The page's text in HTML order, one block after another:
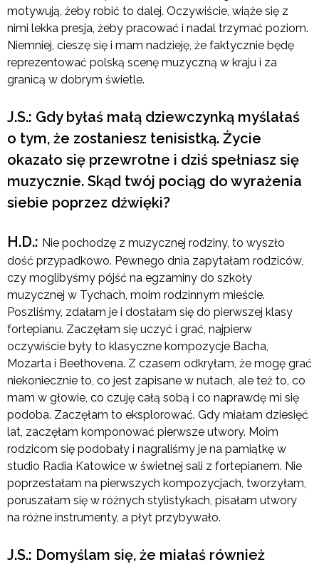
motywują, żeby robić to dalej. Oczywiście, wiąże się z
nimi lekka presja, żeby pracować i nadal trzymać poziom.
Niemniej, cieszę się i mam nadzieję, że faktycznie będę
reprezentować polską scenę muzyczną w kraju i za
granicą w dobrym świetle.
J.S.: Gdy byłaś małą dziewczynką myślałaś
o tym, że zostaniesz tenisistką. Życie
okazało się przewrotne i dziś spełniasz się
muzycznie. Skąd twój pociąg do wyrażenia
siebie poprzez dźwięki?
H.D.: Nie pochodzę z muzycznej rodziny, to wyszło
dość przypadkowo. Pewnego dnia zapytałam rodziców,
czy moglibyśmy pójść na egzaminy do szkoły
muzycznej w Tychach, moim rodzinnym mieście.
Poszliśmy, zdałam je i dostałam się do pierwszej klasy
fortepianu. Zaczęłam się uczyć i grać, najpierw
oczywiście były to klasyczne kompozycje Bacha,
Mozarta i Beethovena. Z czasem odkryłam, że mogę grać
niekoniecznie to, co jest zapisane w nutach, ale też to, co
mam w głowie, co czuję całą sobą i co naprawdę mi się
podoba. Zaczęłam to eksplorować. Gdy miałam dziesięć
lat, zaczęłam komponować pierwsze utwory. Moim
rodzicom się podobały i nagraliśmy je na pamiątkę w
studio Radia Katowice w świetnej sali z fortepianem. Nie
poprzestałam na pierwszych kompozycjach, tworzyłam,
poruszałam się w różnych stylistykach, pisałam utwory
na różne instrumenty, a płyt przybywało.
J.S.: Domyślam się, że miałaś również